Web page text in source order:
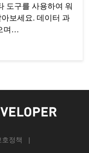
도구를 사용하여 워
보세요. 데이터 과
며…
정책